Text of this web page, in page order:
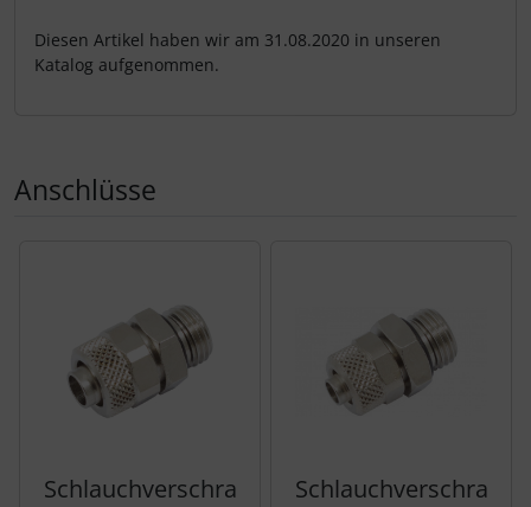
Diesen Artikel haben wir am 31.08.2020 in unseren
Katalog aufgenommen.
Anschlüsse
Schlauchverschra
Schlauchverschra